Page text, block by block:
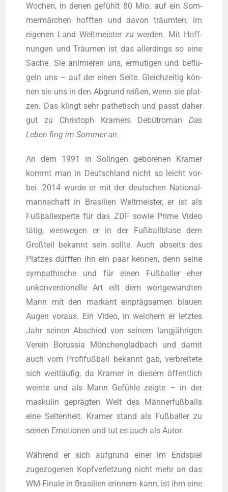
Wochen, in denen gefühlt 80 Mio. auf ein Som­
mer­mär­chen hoff­ten und davon träum­ten, im
eige­nen Land Welt­meis­ter zu wer­den. Mit Hoff­
nun­gen und Träu­men ist das aller­dings so eine
Sache. Sie ani­mie­ren uns, ermu­ti­gen und beflü­
geln uns – auf der einen Sei­te. Gleich­zei­tig kön­
nen sie uns in den Abgrund rei­ßen, wenn sie plat­
zen. Das klingt sehr pathe­tisch und passt daher
gut zu Chris­toph Kra­mers Debüt­ro­man Das
Leben fing im Som­mer an.
An dem 1991 in Solin­gen gebo­re­nen Kra­mer
kommt man in Deutsch­land nicht so leicht vor­
bei. 2014 wur­de er mit der deut­schen Natio­nal­
mann­schaft in Bra­si­li­en Welt­meis­ter, er ist als
Fuß­ball­ex­per­te für das ZDF sowie Prime Video
tätig, wes­we­gen er in der Fuß­ball­b­la­se dem
Groß­teil bekannt sein soll­te. Auch abseits des
Plat­zes dürf­ten ihn ein paar ken­nen, denn sei­ne
sym­pa­thi­sche und für einen Fuß­bal­ler eher
unkon­ven­tio­nel­le Art eilt dem wort­ge­wand­ten
Mann mit den mar­kant ein­präg­sa­men blau­en
Augen vor­aus. Ein Video, in wel­chem er letz­tes
Jahr sei­nen Abschied von sei­nem lang­jäh­ri­gen
Ver­ein Borus­sia Mön­chen­glad­bach und damit
auch vom Pro­fi­fuß­ball bekannt gab, ver­brei­te­te
sich weit­läu­fig, da Kra­mer in die­sem öffent­lich
wein­te und als Mann Gefüh­le zeig­te – in der
mas­ku­lin gepräg­ten Welt des Män­ner­fuß­balls
eine Sel­ten­heit. Kra­mer stand als Fuß­bal­ler zu
sei­nen Emo­tio­nen und tut es auch als Autor.
Wäh­rend er sich auf­grund einer im End­spiel
zuge­zo­ge­nen Kopf­ver­let­zung nicht mehr an das
WM-Fina­le in Bra­si­li­en erin­nern kann, ist ihm eine